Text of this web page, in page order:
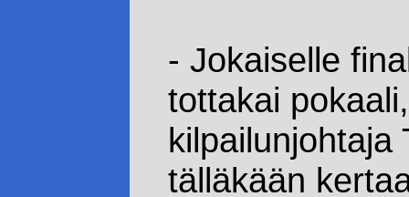
- Jokaiselle
tottakai
kilpailunjohtaja
tälläkään